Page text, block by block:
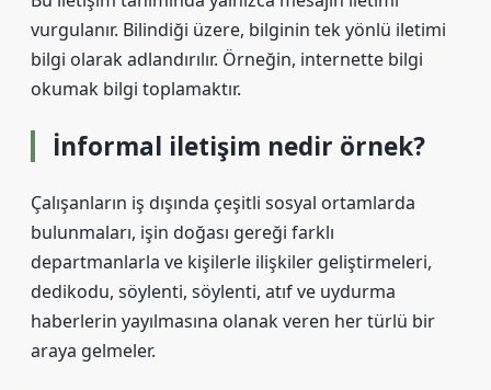
vurgulanır. Bilindiği üzere, bilginin tek yönlü iletimi
bilgi olarak adlandırılır. Örneğin, internette bilgi
okumak bilgi toplamaktır.
İnformal iletişim nedir örnek?
Çalışanların iş dışında çeşitli sosyal ortamlarda
bulunmaları, işin doğası gereği farklı
departmanlarla ve kişilerle ilişkiler geliştirmeleri,
dedikodu, söylenti, söylenti, atıf ve uydurma
haberlerin yayılmasına olanak veren her türlü bir
araya gelmeler.